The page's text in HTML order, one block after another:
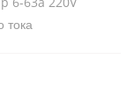
тока